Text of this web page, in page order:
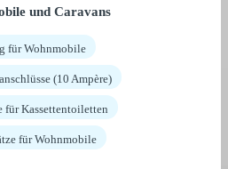
und Caravans
für Wohnmobile
(10 Ampère)
für Kassettentoiletten
für Wohnmobile